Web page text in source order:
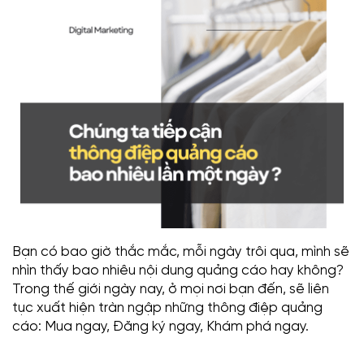
Bạn có bao giờ thắc mắc, mỗi ngày trôi qua, mình sẽ
nhìn thấy bao nhiêu nội dung quảng cáo hay không?
Trong thế giới ngày nay, ở mọi nơi bạn đến, sẽ liên
tục xuất hiện tràn ngập những thông điệp quảng
cáo: Mua ngay, Đăng ký ngay, Khám phá ngay.